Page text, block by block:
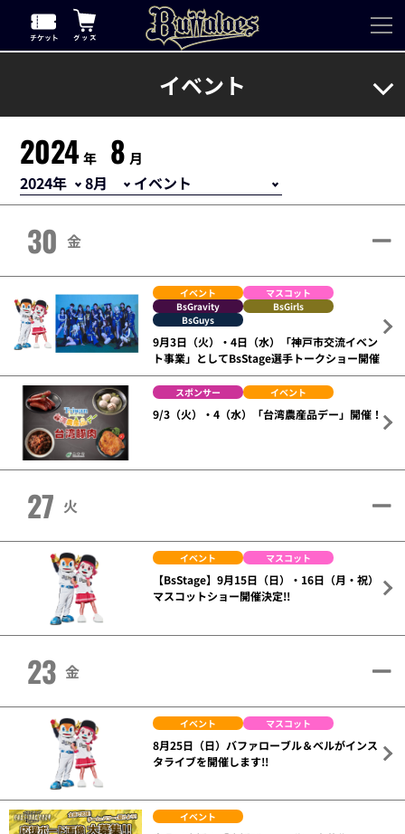
イベント
2024 年 8 月
30 金
イベント
マスコット
BsGravity
BsGirls
BsGuys
9月3日（火）・4日（水）「神戸市交流イベン
ト事業」としてBsStage選手トークショー開催
スポンサー イベント
9/3（火）・4（水）「台湾農産品デー」開催！
27 火
イベント マスコット
【BsStage】9月15日（日）・16日（月・祝）
マスコットショー開催決定!!
23 金
イベント マスコット
8月25日（日）バファローブル＆ベルがインス
タライブを開催します!!
イベント